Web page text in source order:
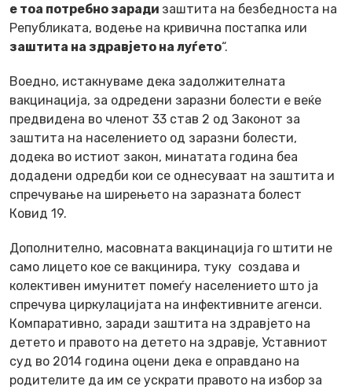
е тоа потребно заради заштита на безбедноста на
Републиката, водење на кривична постапка или
заштита на здравјето на луѓето“.
Воедно, истакнуваме дека задолжителната
вакцинација, за одредени заразни болести е веќе
предвидена во членот 33 став 2 од Законот за
заштита на населението од заразни болести,
додека во истиот закон, минатата година беа
додадени одредби кои се однесуваат на заштита и
спречување на ширењето на заразната болест
Ковид 19.
Дополнително, масовната вакцинација го штити не
само лицето кое се вакцинира, туку создава и
колективен имунитет помеѓу населението што ја
спречува циркулацијата на инфективните агенси.
Компаративно, заради заштита на здравјето на
детето и правото на детето на здравје, Уставниот
суд во 2014 година оцени дека е оправдано на
родителите да им се ускрати правото на избор за